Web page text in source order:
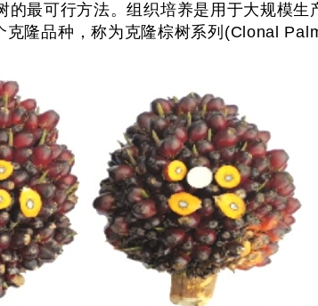
最可行方法。组织培养是用于大规模
隆品种，称为克隆棕树系列(Clonal